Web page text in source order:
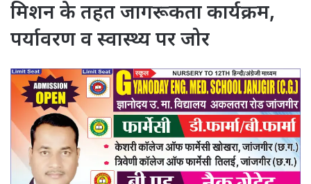
मिशन के तहत जागरूकता कार्यक्रम,
पर्यावरण व स्वास्थ्य पर जोर